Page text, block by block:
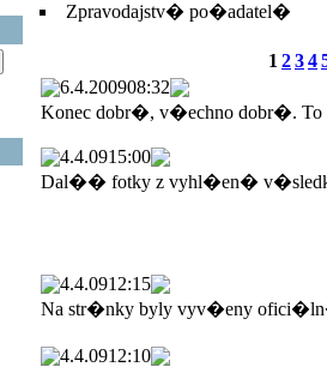
Zpravodajstv� po�adatel�
1 234
6.4.200908:32
Konec dobr�, v�echno dobr�.
4.4.0915:00
Dal�� fotky z vyhl�en�
4.4.0912:15
Na str�nky byly vyv�eny
4.4.0912:10